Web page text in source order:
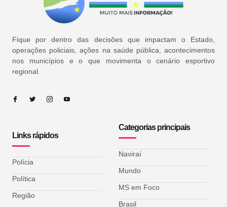
Fique por dentro das decisões que impactam o Estado,
operações policiais, ações na saúde pública, acontecimentos
nos municípios e o que movimenta o cenário esportivo
regional.
Links rápidos
Polícia
Política
Região
Categorias principais
Naviraí
Mundo
MS em Foco
Brasil